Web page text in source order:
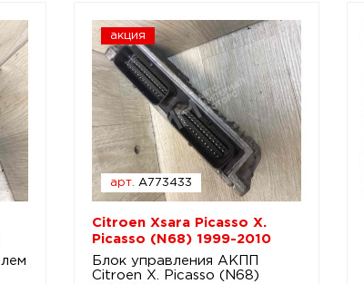
акция
арт. A773433
Citroen Xsara Picasso X.
Picasso (N68) 1999-2010
Блок управления АКПП
Citroen X. Picasso (N68)